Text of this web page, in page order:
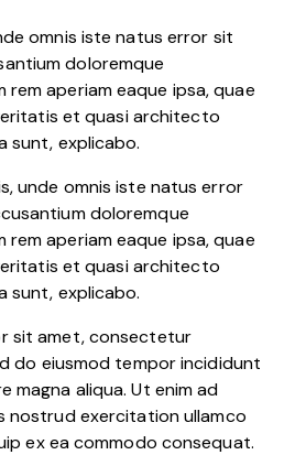
omnis iste natus error sit
doloremque
aperiam eaque ipsa, quae
et quasi architecto
sunt, explicabo.
unde omnis iste natus error
doloremque
aperiam eaque ipsa, quae
et quasi architecto
sunt, explicabo.
sit amet, consectetur
do eiusmod tempor incididunt
magna aliqua. Ut enim ad
nostrud exercitation ullamco
ex ea commodo consequat.